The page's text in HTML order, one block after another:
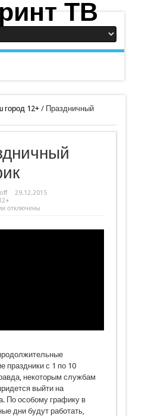
город 12+/ Праздничный
29.12.2015
к
график
отключены
праздники с 1 по 10
некоторым службам
выйти на
По особому графику в
дни будут работать,